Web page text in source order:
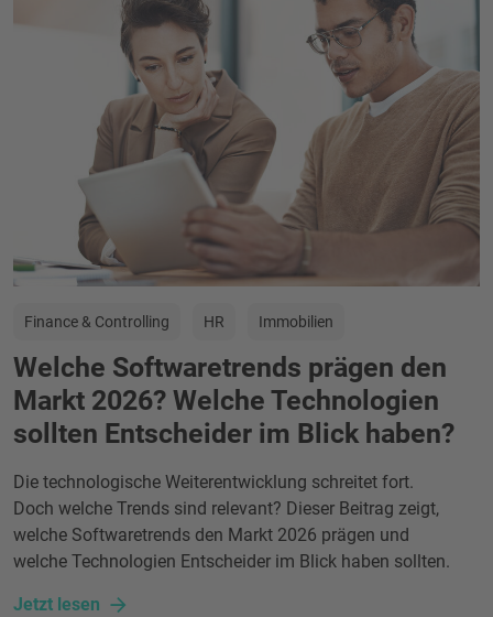
Finance & Controlling HR Immobilien
Welche Softwaretrends prägen den
Markt 2026? Welche Technologien
sollten Entscheider im Blick haben?
Die technologische Weiterentwicklung schreitet fort.
Doch welche Trends sind relevant? Dieser Beitrag zeigt,
welche Softwaretrends den Markt 2026 prägen und
welche Technologien Entscheider im Blick haben sollten.
Jetzt lesen